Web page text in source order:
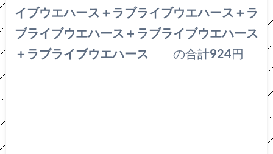
イブウエハース ＋ラブライブウエハース＋ラ
ブライブウエハース＋ラブライブウエハース
＋ラブライブウエハース の合計924円